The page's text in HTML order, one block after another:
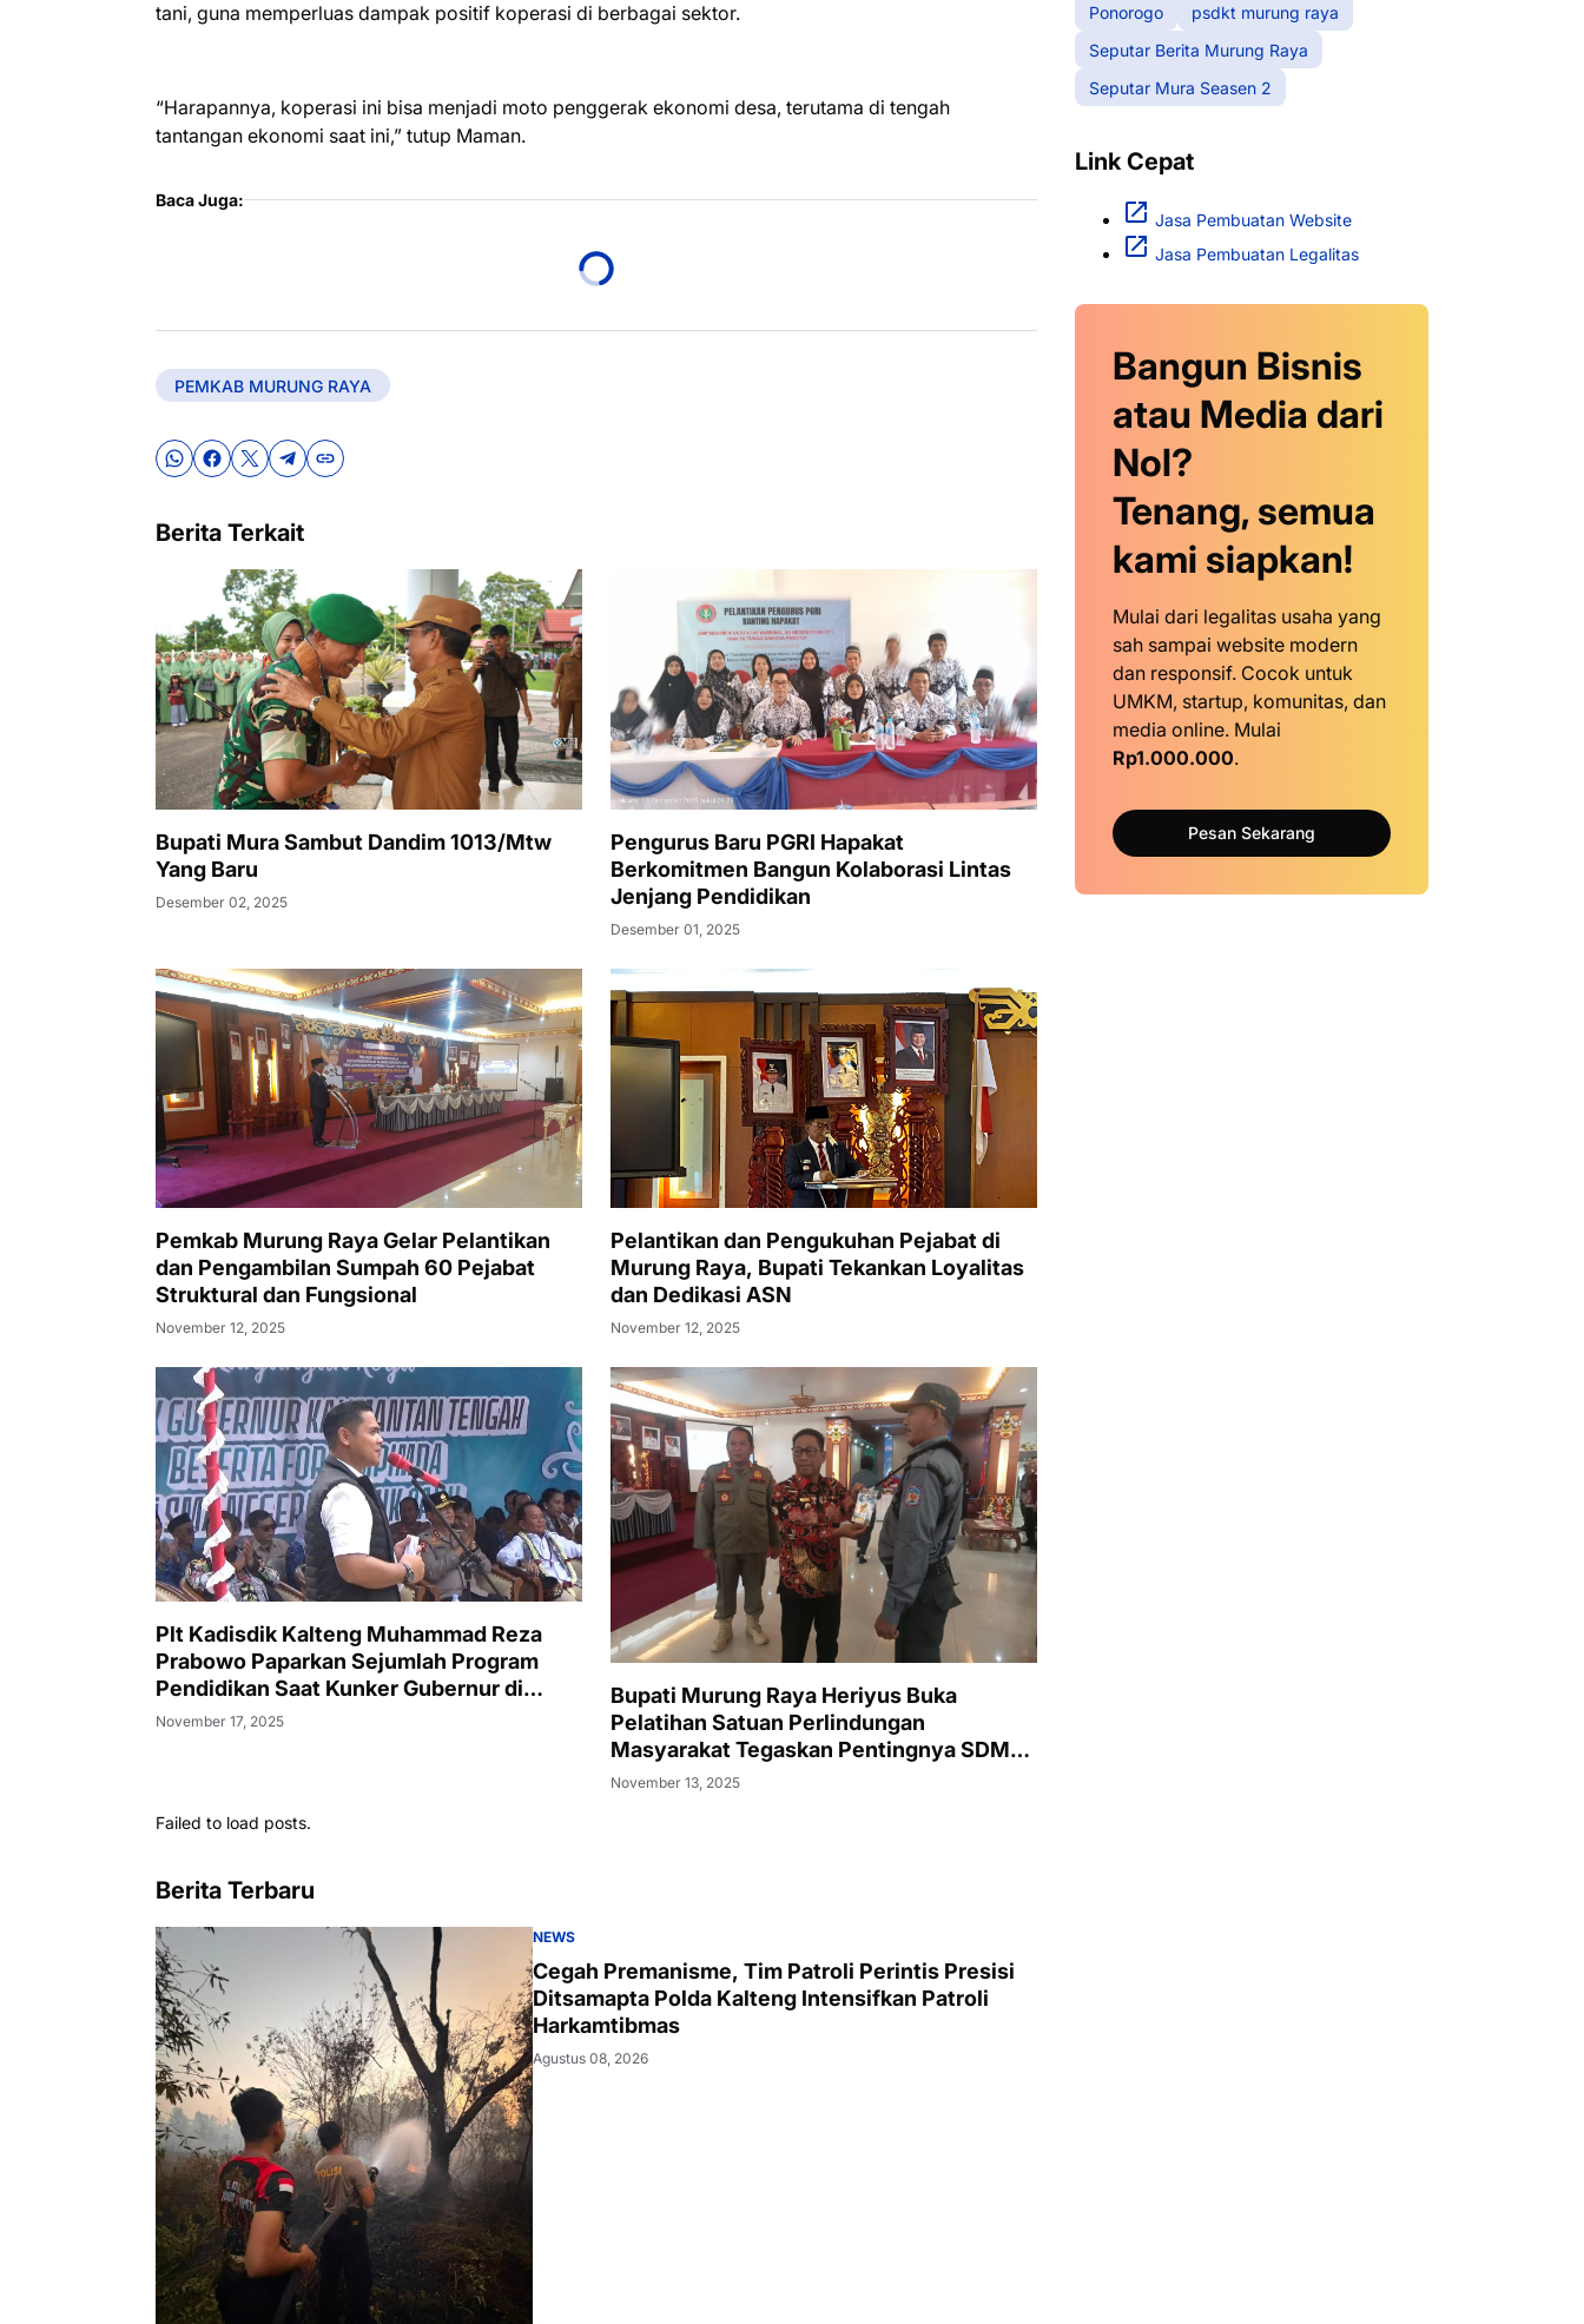
tani, guna memperluas dampak positif koperasi di berbagai sektor.
“Harapannya, koperasi ini bisa menjadi moto penggerak ekonomi desa, terutama di tengah
tantangan ekonomi saat ini,” tutup Maman.
Baca Juga:
PEMKAB MURUNG RAYA
Berita Terkait
Bupati Mura Sambut Dandim 1013/Mtw
Yang Baru
Desember 02, 2025
Pengurus Baru PGRI Hapakat
Berkomitmen Bangun Kolaborasi Lintas
Jenjang Pendidikan
Desember 01, 2025
Pemkab Murung Raya Gelar Pelantikan
dan Pengambilan Sumpah 60 Pejabat
Struktural dan Fungsional
November 12, 2025
Pelantikan dan Pengukuhan Pejabat di
Murung Raya, Bupati Tekankan Loyalitas
dan Dedikasi ASN
November 12, 2025
Plt Kadisdik Kalteng Muhammad Reza
Prabowo Paparkan Sejumlah Program
Pendidikan Saat Kunker Gubernur di
SMAN 1 Puruk Cahu
November 17, 2025
Bupati Murung Raya Heriyus Buka
Pelatihan Satuan Perlindungan
Masyarakat Tegaskan Pentingnya SDM
Tangguh dan Profesional Hadapi
November 13, 2025
Failed to load posts.
Berita Terbaru
NEWS
Cegah Premanisme, Tim Patroli Perintis Presisi
Ditsamapta Polda Kalteng Intensifkan Patroli
Harkamtibmas
Agustus 08, 2026
Ponorogo
psdkt murung raya
Seputar Berita Murung Raya
Seputar Mura Seasen 2
Link Cepat
Jasa Pembuatan Website
Jasa Pembuatan Legalitas
Bangun Bisnis
atau Media dari
Nol?
Tenang, semua
kami siapkan!
Mulai dari legalitas usaha yang
sah sampai website modern
dan responsif. Cocok untuk
UMKM, startup, komunitas, dan
media online. Mulai
Rp1.000.000.
Pesan Sekarang